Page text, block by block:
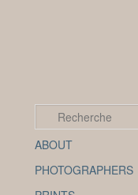
ABOUT
PHOTOGRAPHERS